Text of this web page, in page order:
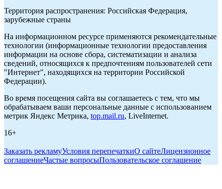
Территория распространения: Российская Федерация,
зарубежные страны
На информационном ресурсе применяются рекомендательные
технологии (информационные технологии предоставления
информации на основе сбора, систематизации и анализа
сведений, относящихся к предпочтениям пользователей сети
"Интернет", находящихся на территории Российской
Федерации).
Во время посещения сайта вы соглашаетесь с тем, что мы
обрабатываем ваши персональные данные с использованием
метрик Яндекс Метрика, top.mail.ru, LiveInternet.
16+
Заказать рекламуУсловия перепечаткиО сайтеЛицензионное
соглашениеЧастые вопросыПользовательское соглашение